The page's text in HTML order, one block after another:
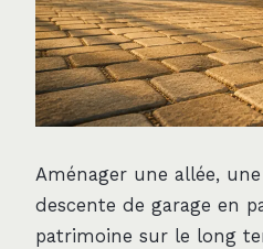
Aménager une allée,
descente de garage en
patrimoine sur le long